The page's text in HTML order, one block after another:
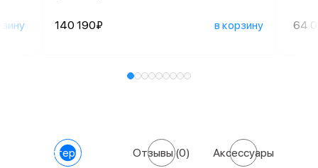
140 190₽ в корзину 64
Характеристики Отзывы(0) Аксессуары